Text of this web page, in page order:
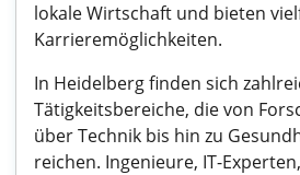
lokale Wirtschaft und bieten
Karrieremöglichkeiten.
In Heidelberg finden sich
Tätigkeitsbereiche, die von
über Technik bis hin zu
reichen. Ingenieure, IT-